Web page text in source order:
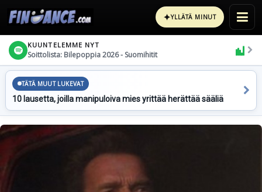
✦YLLÄTÄ MINUT
KUUNTELEMME NYT
Soittolista: Bilepoppia 2026 - Suomihitit
TÄTÄ MUUT LUKEVAT
10 lausetta, joilla manipuloiva mies yrittää herättää sääliä